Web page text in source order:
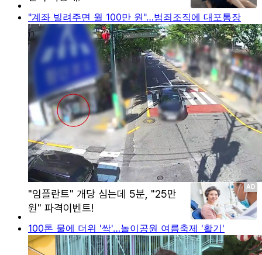
"계좌 빌려주면 월 100만 원"…범죄조직에 대포통장
100톤 물에 더위 '싹'…놀이공원 여름축제 '활기'